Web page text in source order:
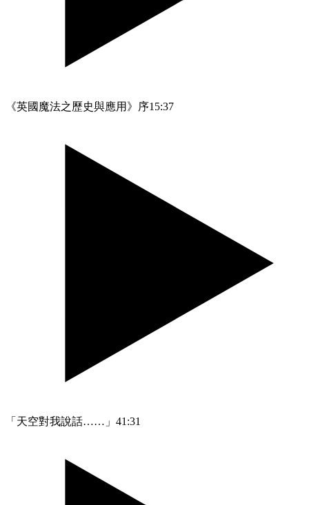
《英國魔法之歷史與應用》序15:37
「天空對我說話……」 41:31